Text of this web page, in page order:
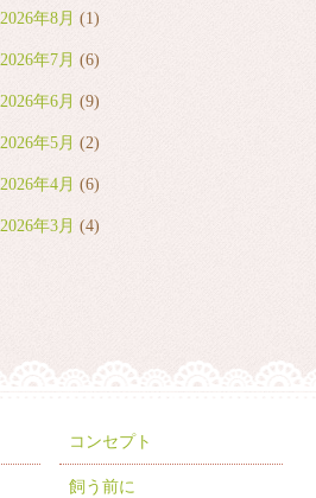
2026年8月 (1)
2026年7月 (6)
2026年6月 (9)
2026年5月 (2)
2026年4月 (6)
2026年3月 (4)
2025年11月
2025年10月(10)
2025年9月(5)
コンセプト
飼う前に